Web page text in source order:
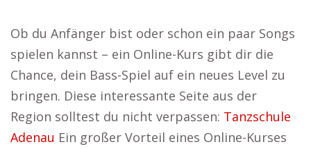
Ob du Anfänger bist oder schon ein paar Songs
spielen kannst – ein Online-Kurs gibt dir die
Chance, dein Bass-Spiel auf ein neues Level zu
bringen. Diese interessante Seite aus der
Region solltest du nicht verpassen: Tanzschule
Adenau Ein großer Vorteil eines Online-Kurses